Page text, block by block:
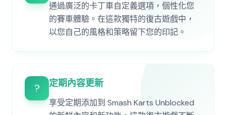
通過廣泛的卡丁車自定義選項，個性化您
的賽車體驗。在這款獨特的復古遊戲中，
以您自己的風格和策略留下您的印記。
? 定期內容更新
享受定期添加到 Smash Karts Unblocked